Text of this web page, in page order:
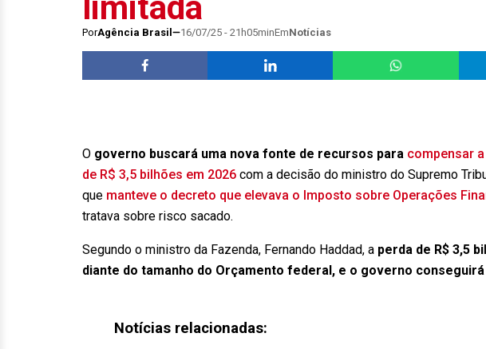
PorAgência Brasil 16/07/25 - 21h05minEmNotícias
O governo buscará uma nova fonte de recursos para compensar
de R$ 3,5 bilhões em 2026 com a decisão do ministro do Supremo
que manteve o decreto que elevava o Imposto sobre Operações
tratava sobre risco sacado.
Segundo o ministro da Fazenda, Fernando Haddad, a perda de R$ 3,5
diante do tamanho do Orçamento federal, e o governo
Notícias relacionadas: